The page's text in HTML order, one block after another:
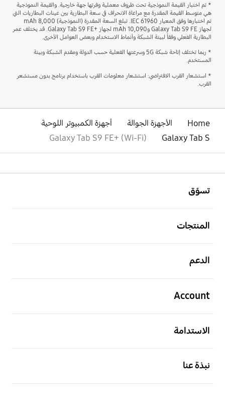
* تم اختبار القيمة النموذجية تحت ظروف معملية وفرتها جهة خارجية. والقيمة النموذجية
هي متوسط القيمة المقدرة مع مراعاة الانحراف في سعة البطارية بين عينات البطاريات التي
تم اختبارها وفق المعيار IEC 61960. تبلغ السعة المقدرة (النموذجية) 8,000 mAh
لجهاز Galaxy Tab S9 FE و10,090 mAh لجهاز Galaxy Tab S9 FE+‎. قد يختلف عمر
البطارية الفعلي وفقاً لبيئة الشبكة وأنماط الاستخدام وبعض العوامل الأخرى.
* ربما تختلف إتاحة شبكة 5G وسرعتها الفعلية حسب الدولة ومقدم الشبكة وبيئة
المستخدم.
* استشعار القرب الافتراضي: استشعار معلومات القرب باستخدام برنامج بدون مستشعر
القرب.
Home الأجهزة الجوالة
أجهزة الكمبيوتر اللوحية
Galaxy Tab S
Galaxy Tab S9 FE+ (Wi-Fi)
تسوّق
المنتجات
الدعم
Account
الاستدامة
نبذة عنا